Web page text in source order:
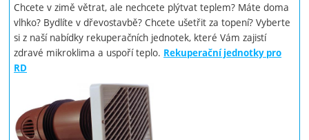
Chcete v zimě větrat, ale nechcete plýtvat teplem? Máte doma
vlhko? Bydlíte v dřevostavbě? Chcete ušetřit za topení? Vyberte
si z naší nabídky rekuperačních jednotek, které Vám zajistí
zdravé mikroklima a uspoří teplo. Rekuperační jednotky pro
RD